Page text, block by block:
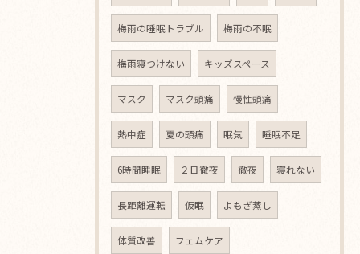
梅雨の睡眠トラブル 梅雨の不眠
梅雨寝つけない キッズスペース
マスク マスク頭痛 慢性頭痛
熱中症 夏の頭痛 眠気 睡眠不足
6時間睡眠 ２日徹夜 徹夜 寝れない
長距離運転 仮眠 よもぎ蒸し
体質改善 フェムケア